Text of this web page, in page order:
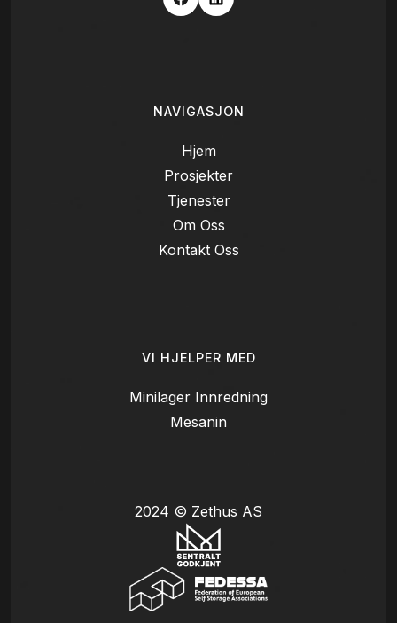
NAVIGASJON
Hjem
Prosjekter
Tjenester
Om Oss
Kontakt Oss
VI HJELPER MED
Minilager Innredning
Mesanin
2024 © Zethus AS